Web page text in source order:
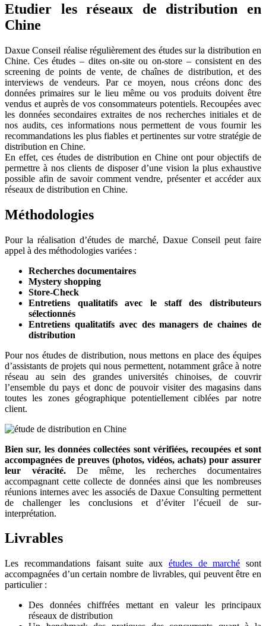
Etudier les réseaux de distribution en
Chine
Daxue Conseil réalise régulièrement des études sur la distribution en
Chine. Ces études – dites on-site ou on-store – consistent en des
screening de points de vente, de chaînes de distribution, et des
interviews de vendeurs. Par ce moyen, nous créons donc des
données primaires sur le lieu même ou vos produits doivent être
vendus et auprès de vos consommateurs potentiels. Recoupées avec
les données secondaires extraites de nos recherches initiales et de
nos audits, ces informations nous permettent de vous fournir les
recommandations les plus fiables et pertinentes sur votre stratégie de
distribution en Chine.
En effet, ces études de distribution en Chine ont pour objectifs de
permettre à nos clients de disposer d’une vision la plus exhaustive
possible afin de savoir comment vendre, présenter et accéder aux
réseaux de distribution en Chine.
Méthodologies
Pour la réalisation d’études de marché, Daxue Conseil peut faire
appel à des méthodologies variées :
Recherches documentaires
Mystery shopping
Store-Check
Entretiens qualitatifs avec le staff des distributeurs
sélectionnés
Entretiens qualitatifs avec des managers de chaines de
distribution
Pour nos études de distribution, nous mettons en place des équipes
d’assistants de projets qui nous permettent, notamment grâce à notre
réseau au sein des grandes universités chinoises, de couvrir
l’ensemble du pays et donc de pouvoir visiter des magasins dans
toutes les zones géographique potentiellement ciblées par notre
client.
Bien sur, les données collectées sont vérifiées, recoupées et sont
accompagnées de preuves (photos, vidéos, achats) pour assurer
leur véracité.De même, les recherches documentaires
accompagnant cette collecte de données ainsi que les nombreuses
réunions internes avec les associés de Daxue Consulting permettent
de challenger les conclusions et d’éviter l’écueil de sur-
interprétation.
Livrables
Les recommandations faisant suite aux études de marché sont
accompagnées d’un certain nombre de livrables, qui peuvent être en
particulier :
Des données chiffrées mettant en valeur les principaux
réseaux de distribution